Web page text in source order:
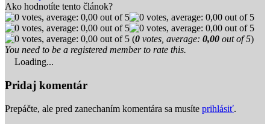
Ako hodnotíte tento článok?
(0 votes, average: 0,00 out of 5)
You need to be a registered member to rate this.
Loading...
Pridaj komentár
Prepáčte, ale pred zanechaním komentára sa musíte prihlásiť.